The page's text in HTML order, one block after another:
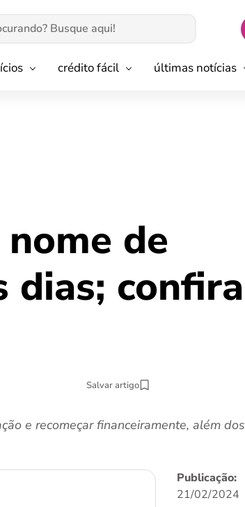
crédito fácil últimas notícias
de
dias; confira
Salvar artigo
e recomeçar financeiramente, além dos
Publicação:
21/02/2024